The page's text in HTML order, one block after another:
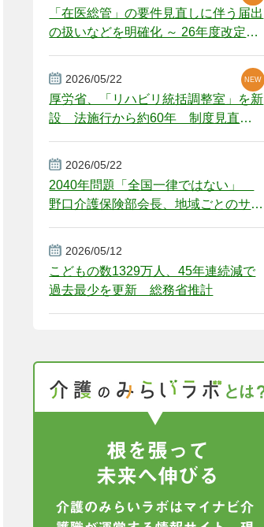
「在医総管」の要件見直しに伴う届出
の扱いなどを明確化 ～ 26年度改定疑
2026/05/22
厚労省、「リハビリ統括調整室」を新
設 法施行から約60年 制度見直し
NEW
2026/05/22
2040年問題「全国一律ではない」
野口介護保険部会長、地域ごとのサー
2026/05/12
こどもの数1329万人、45年連続減で
過去最少を更新 総務省推計